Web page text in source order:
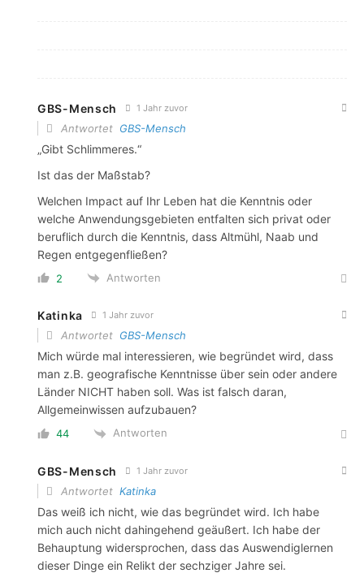
GBS-Mensch 1 Jahr zuvor
Antwortet GBS-Mensch
„Gibt Schlimmeres.“
Ist das der Maßstab?
Welchen Impact auf Ihr Leben hat die Kenntnis oder
welche Anwendungsgebieten entfalten sich privat oder
beruflich durch die Kenntnis, dass Altmühl, Naab und
Regen entgegenfließen?
2 Antworten
Katinka 1 Jahr zuvor
Antwortet GBS-Mensch
Mich würde mal interessieren, wie begründet wird, dass
man z.B. geografische Kenntnisse über sein oder andere
Länder NICHT haben soll. Was ist falsch daran,
Allgemeinwissen aufzubauen?
44 Antworten
GBS-Mensch 1 Jahr zuvor
Antwortet Katinka
Das weiß ich nicht, wie das begründet wird. Ich habe
mich auch nicht dahingehend geäußert. Ich habe der
Behauptung widersprochen, dass das Auswendiglernen
dieser Dinge ein Relikt der sechziger Jahre sei.